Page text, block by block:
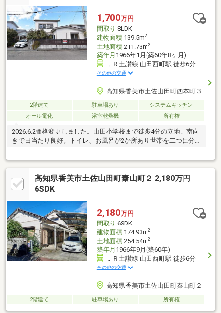
1,700万円
間取り 8LDK
建物面積139.5m2
土地面積211.73m2
築年月 1966年1月(築60年8ヶ月)
ＪＲ土讃線 山田西町駅 徒歩6分
その他の交通
高知県香美市土佐山田町西本町３
2階建て 駐車場あり
システムキッチン
オール電化
浴室乾燥機 所有権
2026.6.2価格変更しました。山田小学校まで徒歩4分の立地。南向
きで日当たり良好。トイレ、お風呂が2か所あり世帯を二つに分け
適します。1階部分だけでも、100㎡（約30坪）の広さがあります
ので、2階に上がらない生活も可能です。2009年頃に大規模なリ
フォームを実施し、水回り、内装、間取り変更などを行っており
ます。数年前にも屋根の工事を実施して、メンテナンスをして丁
照明器具もそのままお渡しします。太陽光発電システム付きで
す。
高知県香美市土佐山田町秦山町２ 2,180万円
6SDK
2,180万円
間取り 6SDK
建物面積174.93m2
土地面積254.54m2
築年月 1966年9月(築60年)
ＪＲ土讃線 山田西町駅 徒歩6分
その他の交通
高知県香美市土佐山田町秦山町２
2階建て 駐車場あり 所有権